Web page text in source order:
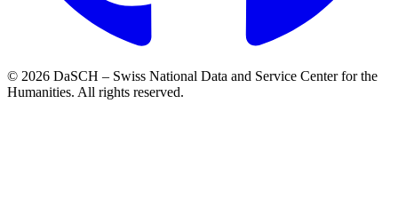
© 2026 DaSCH – Swiss National Data and Service Center for the
Humanities. All rights reserved.